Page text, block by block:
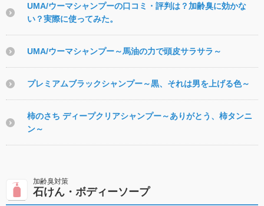
UMA/ウーマシャンプーの口コミ・評判は？加齢臭に効かな
い？実際に使ってみた。
UMA/ウーマシャンプー～馬油の力で頭皮サラサラ～
プレミアムブラックシャンプー～黒、それは男を上げる色～
柿のさち ディープクリアシャンプー～ありがとう、柿タンニ
ン～
石けん・ボディーソープ